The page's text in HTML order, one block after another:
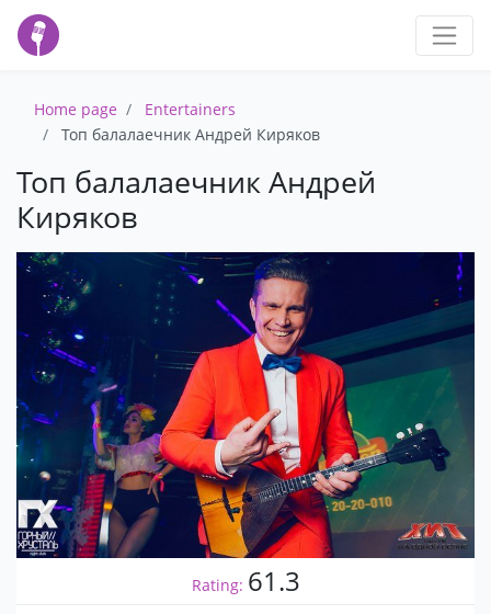
Home page
Entertainers
Топ балалаечник Андрей Киряков
Топ балалаечник Андрей
Киряков
Rating: 61.3